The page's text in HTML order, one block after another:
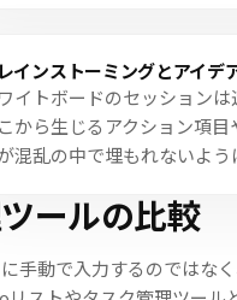
インストーミングとアイデ
イトボードのセッション
から生じるアクション項
混乱の中で埋もれないよう
ールの比較
手動で入力するのではな